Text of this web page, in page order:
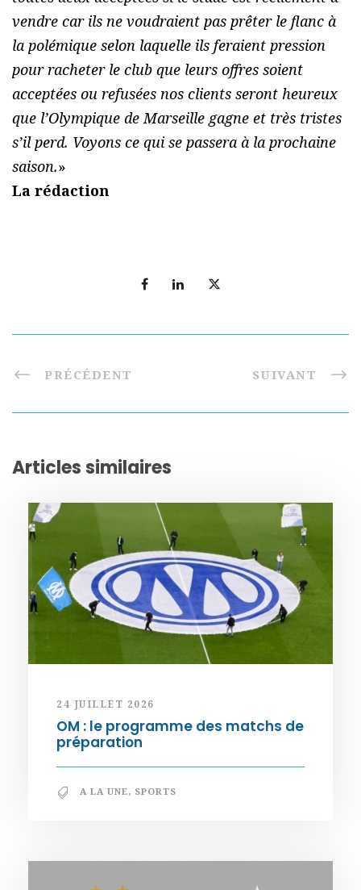
vendre car ils ne voudraient pas prêter le flanc à
la polémique selon laquelle ils feraient pression
pour racheter le club que leurs offres soient
acceptées ou refusées nos clients seront heureux
que l’Olympique de Marseille gagne et très tristes
s’il perd. Voyons ce qui se passera à la prochaine
saison.»
La rédaction
PRÉCÉDENT SUIVANT
Articles similaires
24 JUILLET 2026
OM : le programme des matchs de
préparation
A LA UNE, SPORTS